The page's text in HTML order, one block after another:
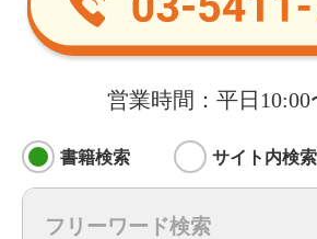
営業時間：平日10:00
書籍検索 サイト内検索